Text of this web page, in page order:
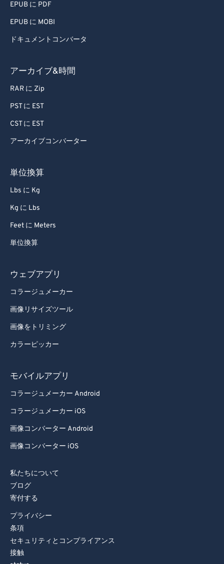
EPUB に PDF
EPUB に MOBI
ドキュメントコンバータ
アーカイブ&時間
RAR に Zip
PST に EST
CST に EST
アーカイブコンバーター
単位換算
Lbs に Kg
Kg に Lbs
Feet に Meters
単位換算
ウェブアプリ
コラージュメーカー
画像リサイズツール
画像をトリミング
カラーピッカー
モバイルアプリ
コラージュメーカー Android
コラージュメーカー iOS
画像コンバーター Android
画像コンバーター iOS
私たちについて
ブログ
寄付する
プライバシー
条項
セキュリティとコンプライアンス
接触